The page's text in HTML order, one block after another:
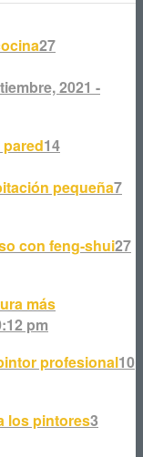
27
2021 -
14
pequeña7
con feng-shui27
más
pm
profesional10
los pintores3